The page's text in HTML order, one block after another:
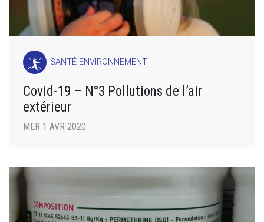
SANTÉ-ENVIRONNEMENT
Covid-19 – N°3 Pollutions de l’air
extérieur
MER 1 AVR 2020